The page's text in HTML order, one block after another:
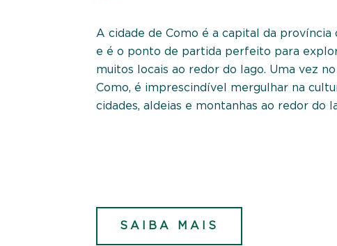
A cidade de Como é a capital da província
e é o ponto de partida perfeito para
muitos locais ao redor do lago. Uma vez no
Como, é imprescindível mergulhar na
cidades, aldeias e montanhas ao redor do
SAIBA MAIS